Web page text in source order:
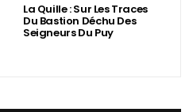
La Quille : Sur Les Traces
Du Bastion Déchu Des
Seigneurs Du Puy